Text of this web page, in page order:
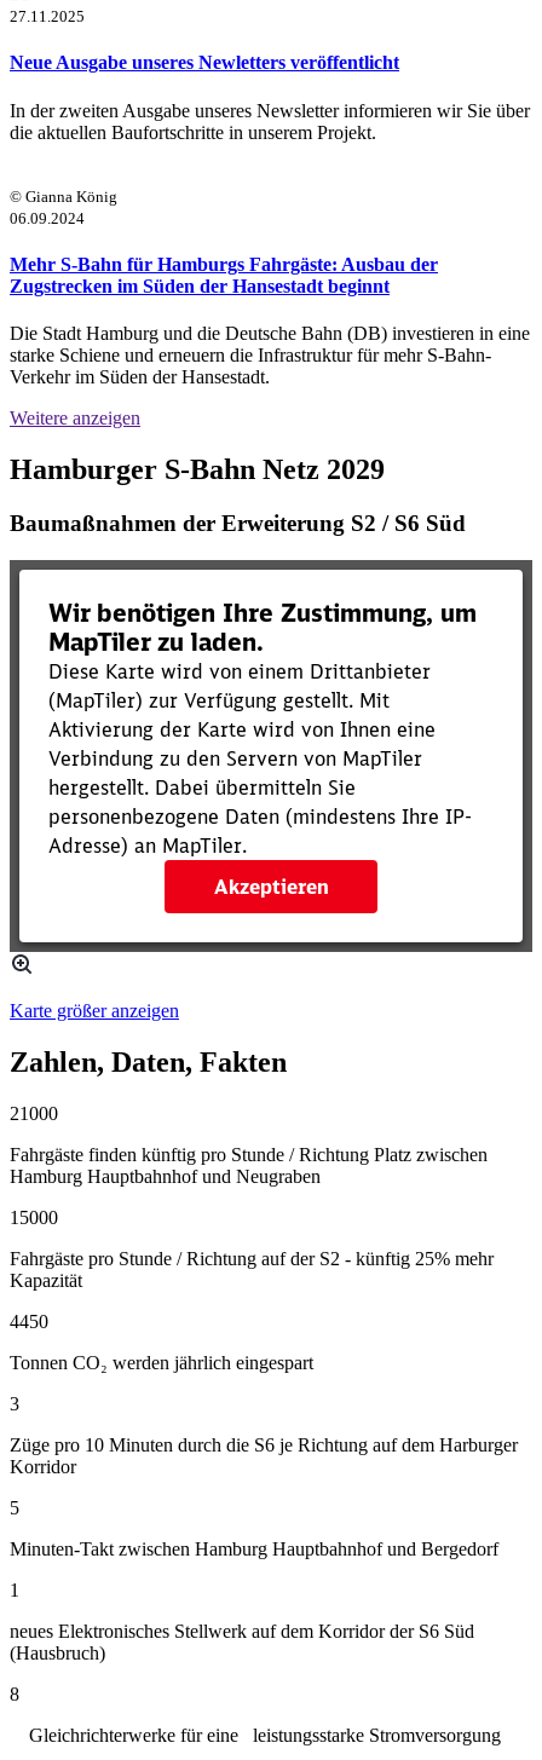
27.11.2025
Neue Ausgabe unseres Newletters veröffentlicht
In der zweiten Ausgabe unseres Newsletter informieren wir Sie über
die aktuellen Baufortschritte in unserem Projekt.
© Gianna König
06.09.2024
Mehr S-Bahn für Hamburgs Fahrgäste: Ausbau der
Zugstrecken im Süden der Hansestadt beginnt
Die Stadt Hamburg und die Deutsche Bahn (DB) investieren in eine
starke Schiene und erneuern die Infrastruktur für mehr S-Bahn-
Verkehr im Süden der Hansestadt.
Weitere anzeigen
Hamburger S-Bahn Netz 2029
Baumaßnahmen der Erweiterung S2 / S6 Süd
Karte größer anzeigen
Zahlen, Daten, Fakten
21000
Fahrgäste finden künftig pro Stunde / Richtung Platz zwischen
Hamburg Hauptbahnhof und Neugraben
15000
Fahrgäste pro Stunde / Richtung auf der S2 - künftig 25% mehr
Kapazität
4450
Tonnen CO₂ werden jährlich eingespart
3
Züge pro 10 Minuten durch die S6 je Richtung auf dem Harburger
Korridor
5
Minuten-Takt zwischen Hamburg Hauptbahnhof und Bergedorf
1
neues Elektronisches Stellwerk auf dem Korridor der S6 Süd
(Hausbruch)
8
Gleichrichterwerke für eine leistungsstarke Stromversorgung